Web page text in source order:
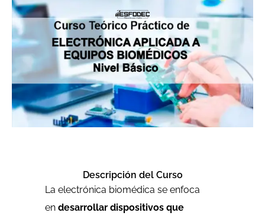
Descripción del Curso
La electrónica biomédica se enfoca
en desarrollar dispositivos que